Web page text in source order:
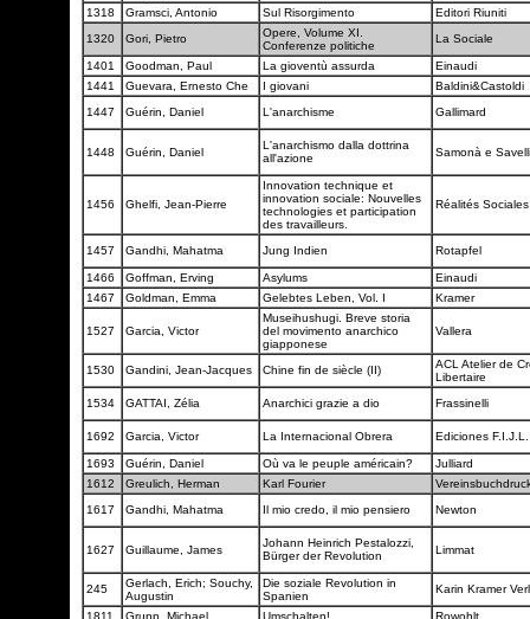
1318
Gramsci, Antonio Sul Risorgimento
Editori Riuniti
1320
Gori, Pietro
Opere, Volume XI.
Conferenze politiche
La Sociale
1401 Goodman, Paul La gioventù assurda
Einaudi
1441
Guevara, Ernesto Che I giovani
Baldini&Castoldi
1447
Guérin, Daniel L'anarchisme Gallimard
1448 Guérin, Daniel
L'anarchismo dalla dottrina
all'azione
Samonà e
1456 Ghelfi, Jean-Pierre
Innovation technique et
innovation sociale: Nouvelles
technologies et participation
des travailleurs.
Réalités
1457 Gandhi, Mahatma Jung Indien Rotapfel
1466 Goffman, Erving Asylums
Einaudi
1467
Goldman, Emma Gelebtes Leben, Vol. I Kramer
1527 Garcia, Victor
Museihushugi. Breve storia
del movimento anarchico
giapponese
Vallera
1530 Gandini, Jean-Jacques Chine fin de siècle (II)
ACL Atelier de
Libertaire
1534
GATTAI, Zélia Anarchici grazie a dio Frassinelli
1692 Garcia, Victor La Internacional Obrera Ediciones
1693 Guérin, Daniel Où va le peuple américain?
Julliard
1612
Greulich, Herman Karl Fourier
1617
Gandhi, Mahatma Il mio credo, il mio pensiero Newton
1627 Guillaume, James
Johann Heinrich Pestalozzi,
Bürger der Revolution
Limmat
245
Gerlach, Erich; Souchy,
Augustin
Die soziale Revolution in
Spanien
Karin Kramer
1811 Grupp, Michael Umschalten!
Rowohlt